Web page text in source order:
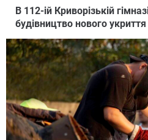
В 112-ій Криворізькій
будівництво нового